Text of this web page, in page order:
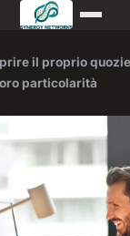
il proprio
particolarità